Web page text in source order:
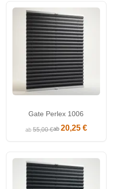
Gate Perlex 1006
ab55,00 €ab 20,25 €